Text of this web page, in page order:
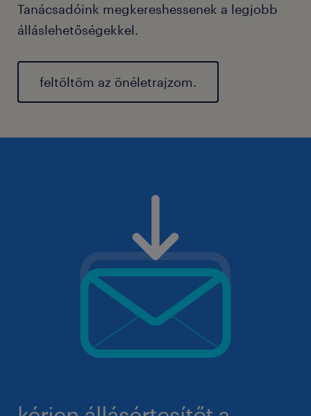
Tanácsadóink megkereshessenek a legjobb
álláslehetőségekkel.
feltöltöm az önéletrajzom.